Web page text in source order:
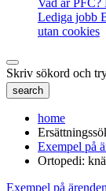
Vad är PFC?
Lediga jobb
utan cookies
Skriv sökord och
home
Exempel på
Ortopedi:
Exempel på ärenden